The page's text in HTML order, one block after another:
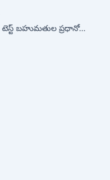
ఘనంగా గ్రాండ్ టెస్ట్ బహుమతుల ప్రధానోత్సవం…